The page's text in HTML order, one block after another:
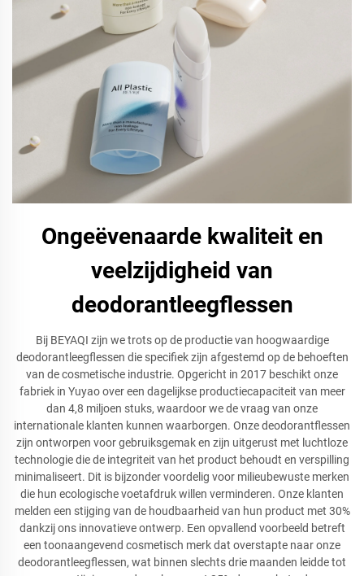
Ongeëvenaarde kwaliteit en
veelzijdigheid van
deodorantleegflessen
Bij BEYAQI zijn we trots op de productie van hoogwaardige
deodorantleegflessen die specifiek zijn afgestemd op de behoeften
van de cosmetische industrie. Opgericht in 2017 beschikt onze
fabriek in Yuyao over een dagelijkse productiecapaciteit van meer
dan 4,8 miljoen stuks, waardoor we de vraag van onze
internationale klanten kunnen waarborgen. Onze deodorantflessen
zijn ontworpen voor gebruiksgemak en zijn uitgerust met luchtloze
technologie die de integriteit van het product behoudt en verspilling
minimaliseert. Dit is bijzonder voordelig voor milieubewuste merken
die hun ecologische voetafdruk willen verminderen. Onze klanten
melden een stijging van de houdbaarheid van hun product met 30%
dankzij ons innovatieve ontwerp. Een opvallend voorbeeld betreft
een toonaangevend cosmetisch merk dat overstapte naar onze
deodorantleegflessen, wat binnen slechts drie maanden leidde tot